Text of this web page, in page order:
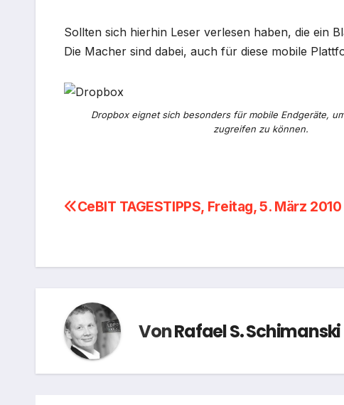
Sollten sich hierhin Leser verlesen haben, die ein
Die Macher sind dabei, auch für diese mobile
Dropbox eignet sich besonders für mobile Endgeräte,
zugreifen zu können.
Beitragsnavigation
CeBIT TAGESTIPPS, Freitag, 5. März 2010
VonRafael S. Schimanski